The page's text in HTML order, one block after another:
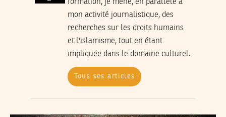
formation, je mène, en parallèle à
mon activité journalistique, des
recherches sur les droits humains
et l'islamisme, tout en étant
impliquée dans le domaine culturel.
Tous ses articles